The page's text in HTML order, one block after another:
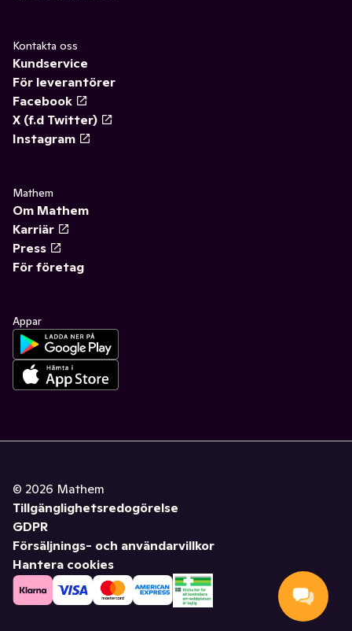
Kontakta oss
Kundservice
För leverantörer
Facebook
X (f.d Twitter)
Instagram
Mathem
Om Mathem
Karriär
Press
För företag
Appar
© 2026 Mathem
Tillgänglighetsredogörelse
GDPR
Försäljnings- och användarvillkor
Hantera cookies